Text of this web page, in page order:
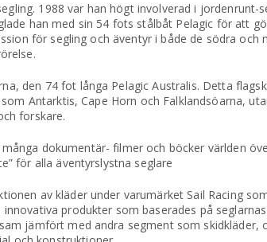
1988 var han högt involverad i jordenrunt-
han med sin 54 fots stålbåt Pelagic för att
för segling och äventyr i både de södra och
den 74 fot långa Pelagic Australis. Detta
Antarktis, Cape Horn och Falklandsöarna,
forskare.
dokumentär- filmer och böcker världen
för alla äventyrslystna seglare
av kläder under varumärket Sail Racing
produkter som baserades på
jämfört med andra segment som skidkläder,